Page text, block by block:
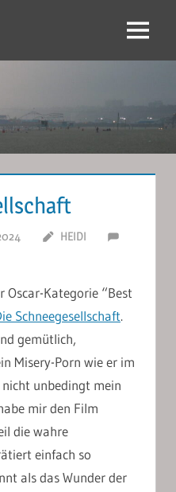
Menu
HEIDI
Oscar-Kategorie “Best
Schneegesellschaft.
gemütlich,
Misery-Porn wie er im
unbedingt mein
mir den Film
die wahre
einfach so
als das Wunder der